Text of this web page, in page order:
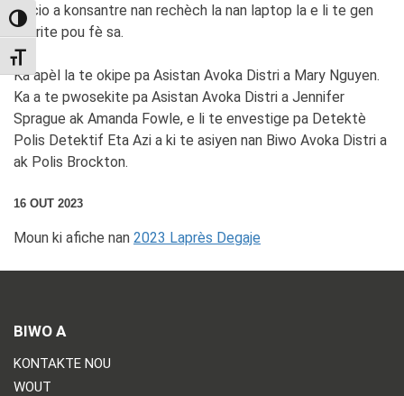
TOGGLE HIGH CONTRAST
TOGGLE FONT SIZE
Pircio a konsantre nan rechèch la nan laptop la e li te gen
otorite pou fè sa.
Ka apèl la te okipe pa Asistan Avoka Distri a Mary Nguyen.
Ka a te pwosekite pa Asistan Avoka Distri a Jennifer
Sprague ak Amanda Fowle, e li te envestige pa Detektè
Polis Detektif Eta Azi a ki te asiyen nan Biwo Avoka Distri a
ak Polis Brockton.
16 OUT 2023
Moun ki afiche nan 2023 Laprès Degaje
BIWO A
KONTAKTE NOU
WOUT